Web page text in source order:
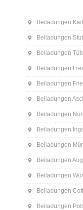
Beiladungen
Beiladungen
Beiladungen
Beiladungen
Beiladungen
Beiladungen
Beiladungen
Beiladungen
Beiladungen
Beiladungen
Beiladungen
Beiladungen
Beiladungen